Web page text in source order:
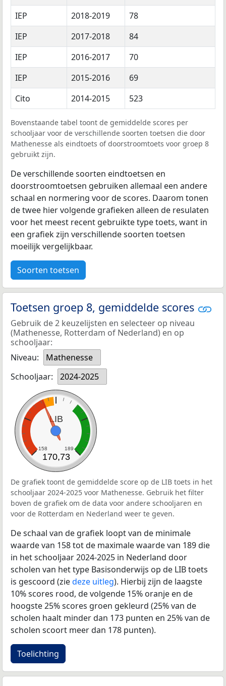
IEP
2018-2019
78
IEP
2017-2018
84
IEP
2016-2017
70
IEP
2015-2016
69
Cito
2014-2015 523
Bovenstaande tabel toont de gemiddelde scores per
schooljaar voor de verschillende soorten toetsen die door
Mathenesse als eindtoets of doorstroomtoets voor groep 8
gebruikt zijn.
De verschillende soorten eindtoetsen en
doorstroomtoetsen gebruiken allemaal een andere
schaal en normering voor de scores. Daarom tonen
de twee hier volgende grafieken alleen de resulaten
voor het meest recent gebruikte type toets, want in
een grafiek zijn verschillende soorten toetsen
moeilijk vergelijkbaar.
Soorten toetsen
Toetsen groep 8, gemiddelde scores
Gebruik de 2 keuzelijsten en selecteer op niveau
(Mathenesse, Rotterdam of Nederland) en op
schooljaar:
Niveau:
Mathenesse
Schooljaar:
2024-2025
LIB
158 189
170,73
De grafiek toont de gemiddelde score op de LIB toets in het
schooljaar 2024-2025 voor Mathenesse. Gebruik het filter
boven de grafiek om de data voor andere schooljaren en
voor de Rotterdam en Nederland weer te geven.
De schaal van de grafiek loopt van de minimale
waarde van 158 tot de maximale waarde van 189 die
in het schooljaar 2024-2025 in Nederland door
scholen van het type Basisonderwijs op de LIB toets
is gescoord (ziedeze uitleg). Hierbij zijn de laagste
10% scores rood, de volgende 15% oranje en de
hoogste 25% scores groen gekleurd (25% van de
scholen haalt minder dan 173 punten en 25% van de
scholen scoort meer dan 178 punten).
Toelichting